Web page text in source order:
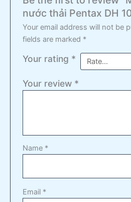
nước thải Pentax DH
Your email address will not be
fields are marked *
Your rating *
Your review *
Name *
Email *